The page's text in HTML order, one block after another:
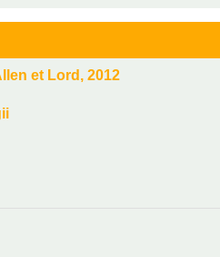
et Lord, 2012